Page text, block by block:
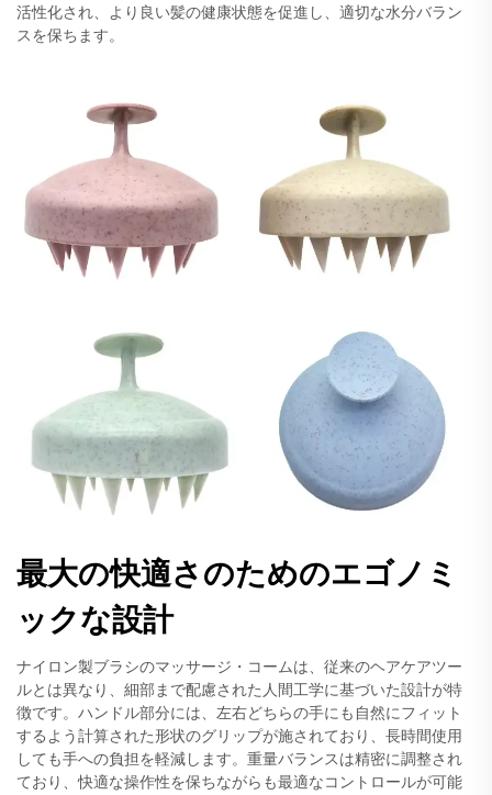
活性化され、より良い髪の健康状態を促進し、適切な水分バラン
スを保ちます。
最大の快適さのためのエゴノミ
ックな設計
ナイロン製ブラシのマッサージ・コームは、従来のヘアケアツー
ルとは異なり、細部まで配慮された人間工学に基づいた設計が特
徴です。ハンドル部分には、左右どちらの手にも自然にフィット
するよう計算された形状のグリップが施されており、長時間使用
しても手への負担を軽減します。重量バランスは精密に調整され
ており、快適な操作性を保ちながらも最適なコントロールが可能